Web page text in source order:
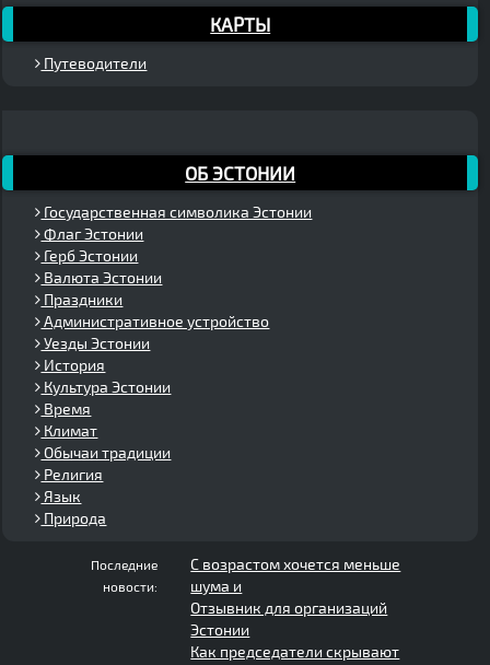
КАРТЫ
Путеводители
ОБ ЭСТОНИИ
Государственная символика Эстонии
Флаг Эстонии
Герб Эстонии
Валюта Эстонии
Праздники
Административное устройство
Уезды Эстонии
История
Культура Эстонии
Время
Климат
Обычаи традиции
Религия
Язык
Природа
Последние
новости:
С возрастом хочется меньше
шума и
Отзывник для организаций
Эстонии
Как председатели скрывают